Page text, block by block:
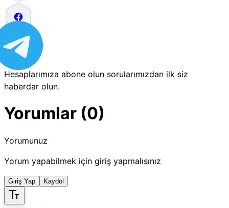
Hesaplarımıza abone olun sorularımızdan ilk siz
haberdar olun.
Yorumlar (0)
Yorumunuz
Yorum yapabilmek için giriş yapmalısınız
Giriş Yap Kaydol